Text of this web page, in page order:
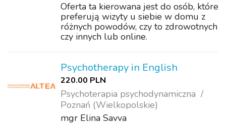
Oferta ta kierowana jest do osób, które
preferują wizyty u siebie w domu z
różnych powodów, czy to zdrowotnych
czy innych lub online.
Psychotherapy in English
220.00 PLN
Psychoterapia psychodynamiczna
Poznań (Wielkopolskie)
mgr Elina Savva